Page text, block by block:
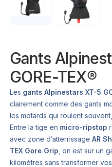
Gants
GORE-TEX®
Les gants Alpinestars XT-5
clairement comme des gants
les motards qui roulent
Entre la tige en micro-ripstop
avec zone d’atterrissage AR
TEX Gore Grip , on est sur un
kilomètres sans transformer